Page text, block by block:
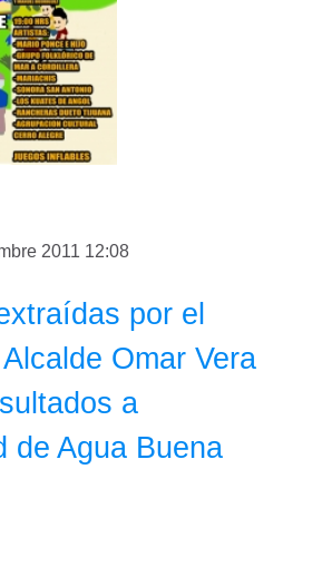
2011 12:08
por el
Omar Vera
a
de Agua Buena